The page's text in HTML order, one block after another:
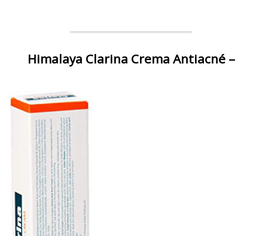
Himalaya Clarina Crema Antiacné –